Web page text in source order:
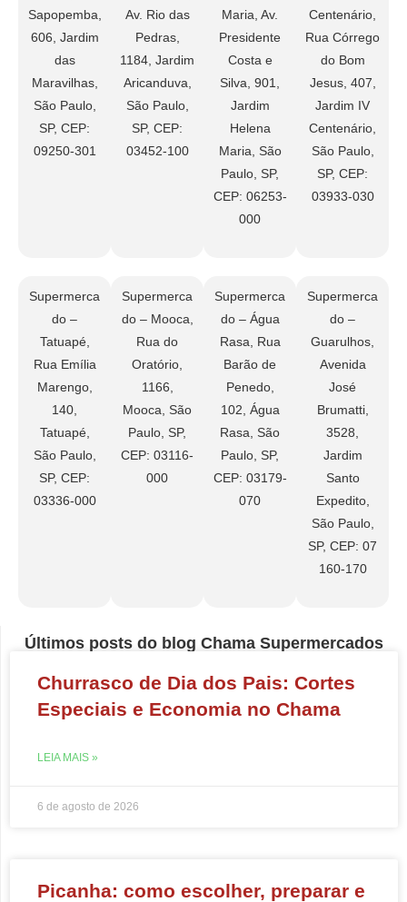
Sapopemba,
606, Jardim
das
Maravilhas,
São Paulo,
SP, CEP:
09250-301
Av. Rio das
Pedras,
1184, Jardim
Aricanduva,
São Paulo,
SP, CEP:
03452-100
Maria, Av.
Presidente
Costa e
Silva, 901,
Jardim
Helena
Maria, São
Paulo, SP,
CEP: 06253-
000
Centenário,
Rua Córrego
do Bom
Jesus, 407,
Jardim IV
Centenário,
São Paulo,
SP, CEP:
03933-030
Supermerca
do –
Tatuapé,
Rua Emília
Marengo,
140,
Tatuapé,
São Paulo,
SP, CEP:
03336-000
Supermerca
do – Mooca,
Rua do
Oratório,
1166,
Mooca, São
Paulo, SP,
CEP: 03116-
000
Supermerca
do – Água
Rasa, Rua
Barão de
Penedo,
102, Água
Rasa, São
Paulo, SP,
CEP: 03179-
070
Supermerca
do –
Guarulhos,
Avenida
José
Brumatti,
3528,
Jardim
Santo
Expedito,
São Paulo,
SP, CEP: 07
160-170
Últimos posts do blog Chama Supermercados
Churrasco de Dia dos Pais: Cortes
Especiais e Economia no Chama
LEIA MAIS »
6 de agosto de 2026
Picanha: como escolher, preparar e